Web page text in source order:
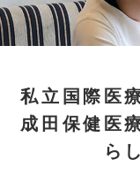
私立国際医
成田保健医
ら